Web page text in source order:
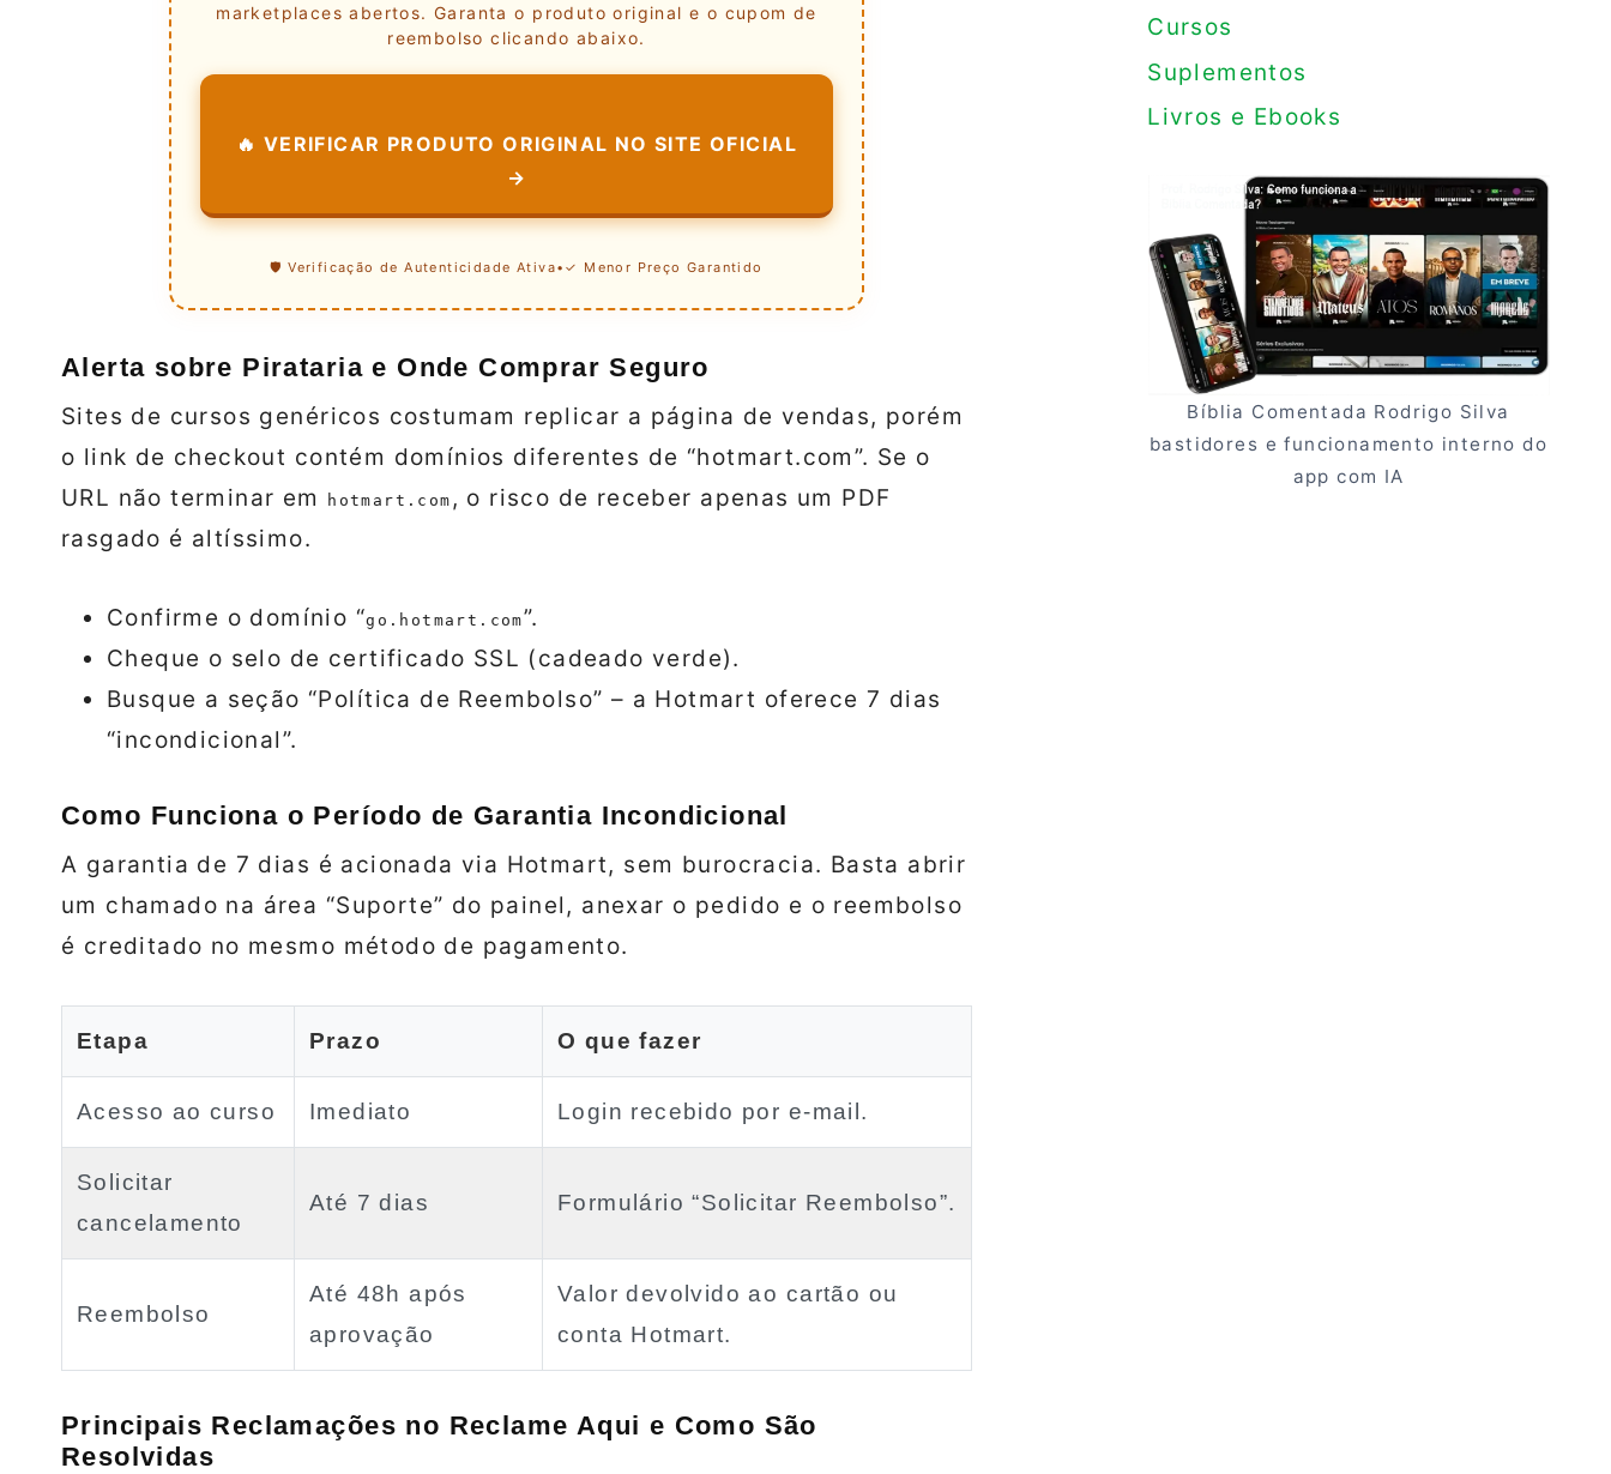
marketplaces abertos. Garanta o produto original e o cupom de
reembolso clicando abaixo.
🔥 VERIFICAR PRODUTO ORIGINAL NO SITE OFICIAL
→
🛡️ Verificação de Autenticidade Ativa• ✓ Menor Preço Garantido
Alerta sobre Pirataria e Onde Comprar Seguro
Sites de cursos genéricos costumam replicar a página de vendas, porém
o link de checkout contém domínios diferentes de “hotmart.com”. Se o
URL não terminar em
hotmart.com , o risco de receber apenas um PDF
rasgado é altíssimo.
Confirme o domínio “go.hotmart.com”.
Cheque o selo de certificado SSL (cadeado verde).
Busque a seção “Política de Reembolso” – a Hotmart oferece 7 dias
“incondicional”.
Como Funciona o Período de Garantia Incondicional
A garantia de 7 dias é acionada via Hotmart, sem burocracia. Basta abrir
um chamado na área “Suporte” do painel, anexar o pedido e o reembolso
é creditado no mesmo método de pagamento.
Etapa Prazo O que fazer
Acesso ao curso Imediato Login recebido por e‑mail.
Solicitar
cancelamento
Até 7 dias Formulário “Solicitar Reembolso”.
Reembolso
Até 48h após
aprovação
Valor devolvido ao cartão ou
conta Hotmart.
Principais Reclamações no Reclame Aqui e Como São
Resolvidas
Cursos
Suplementos
Livros e Ebooks
Bíblia Comentada Rodrigo Silva
bastidores e funcionamento interno do
app com IA